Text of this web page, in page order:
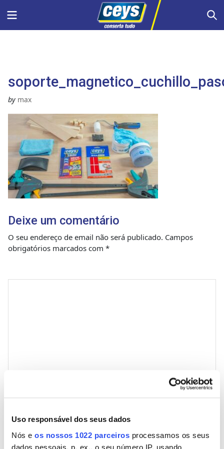
Uso responsável dos seus dados
Nós e os nossos 1022 parceiros processamos os seus
dados pessoais, p. ex., o seu número IP, usando
Menu
by max
Deixe um comentário
O seu endereço de email não será publicado. Campos
obrigatórios marcados com *
Email